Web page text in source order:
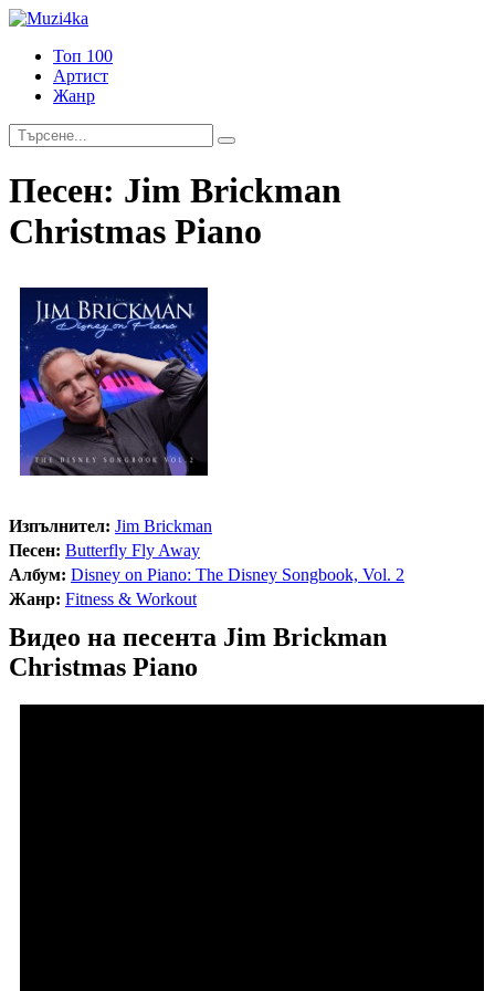
Топ 100
Артист
Жанр
Песен: Jim Brickman
Christmas Piano
Изпълнител: Jim Brickman
Песен: Butterfly Fly Away
Албум: Disney on Piano: The Disney Songbook, Vol. 2
Жанр: Fitness & Workout
Видео на песента Jim Brickman
Christmas Piano